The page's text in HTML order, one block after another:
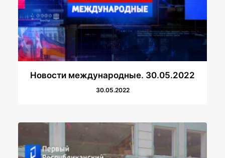
Новости международные. 30.05.2022
30.05.2022